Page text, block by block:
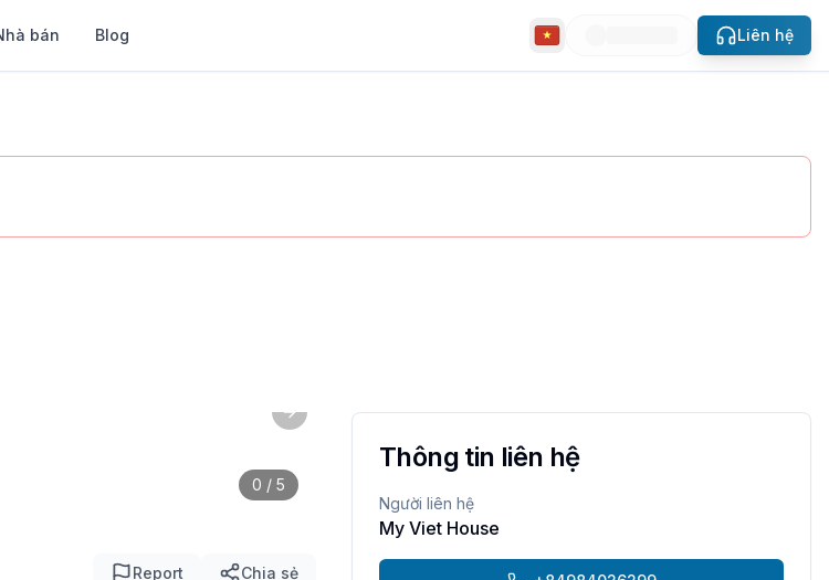
bán Blog Liên hệ
ngoài, đầy đủ nội thất. Liên hệ ngay qua MyVietHouse.
Next slide
0 / 5
Report Chia sẻ
Thông tin liên hệ
Người liên hệ
My Viet House